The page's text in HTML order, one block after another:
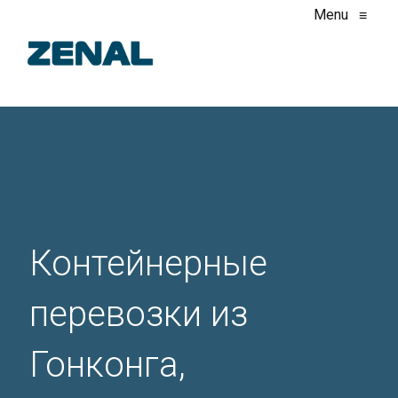
Menu ≡
Контейнерные
перевозки из
Гонконга,